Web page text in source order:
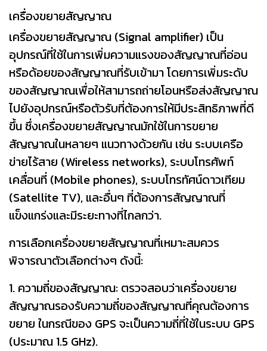
เครื่องขยายสัญญาณ
เครื่องขยายสัญญาณ (Signal amplifier) เป็น
อุปกรณ์ที่ใช้ในการเพิ่มความแรงของสัญญาณที่อ่อน
หรือด้อยของสัญญาณที่รับเข้ามา โดยการเพิ่มระดับ
ของสัญญาณเพื่อให้สามารถถ่ายโอนหรือส่งสัญญาณ
ไปยังอุปกรณ์หรือตัวรับที่ต้องการให้มีประสิทธิภาพที่ดี
ขึ้น ซึ่งเครื่องขยายสัญญาณมักใช้ในการขยาย
สัญญาณในหลายๆ แนวทางด้วยกัน เช่น ระบบเครือ
ข่ายไร้สาย (Wireless networks), ระบบโทรศัพท์
เคลื่อนที่ (Mobile phones), ระบบโทรทัศน์ดาวเทียม
(Satellite TV), และอื่นๆ ที่ต้องการสัญญาณที่
แข็งแกร่งและมีระยะทางที่ไกลกว่า.
การเลือกเครื่องขยายสัญญาณที่เหมาะสมควร
พิจารณาตัวเลือกต่างๆ ดังนี้:
1. ความถี่ของสัญญาณ: ตรวจสอบว่าเครื่องขยาย
สัญญาณรองรับความถี่ของสัญญาณที่คุณต้องการ
ขยาย ในกรณีของ GPS จะเป็นความถี่ที่ใช้ในระบบ GPS
(ประมาณ 1.5 GHz).